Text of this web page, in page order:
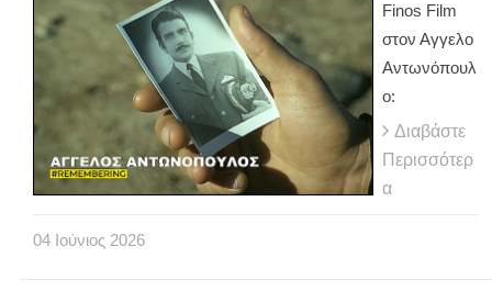
Finos Film
στον Αγγελο
Αντωνόπουλ
ο:
Διαβάστε
Περισσότερ
α
04 Ιούνιος 2026